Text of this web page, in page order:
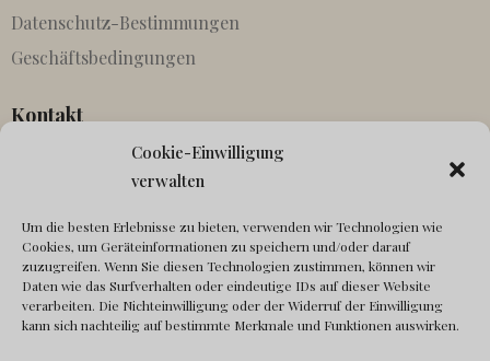
Cookie-Einwilligung
verwalten
Um die besten Erlebnisse zu bieten, verwenden wir Technologien wie
Cookies, um Geräteinformationen zu speichern und/oder darauf
zuzugreifen. Wenn Sie diesen Technologien zustimmen, können wir
Daten wie das Surfverhalten oder eindeutige IDs auf dieser Website
verarbeiten. Die Nichteinwilligung oder der Widerruf der Einwilligung
kann sich nachteilig auf bestimmte Merkmale und Funktionen auswirken.
Datenschutz-Bestimmungen
Geschäftsbedingungen
Kontakt
Partnerschaften
In Kontakt kommen
Canonical fehlt
Sozial